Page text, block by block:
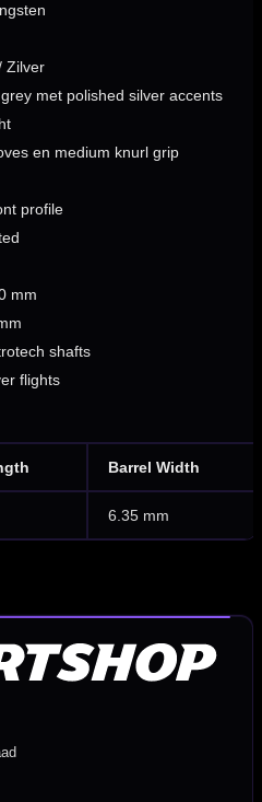
Zilver
met polished silver accents
en medium knurl grip
profile
mm
shafts
flights
Barrel Width
6.35 mm